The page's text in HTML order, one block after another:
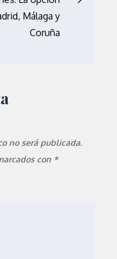
Málaga y
Coruña
no será publicada.
con *